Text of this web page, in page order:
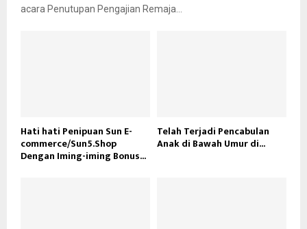
acara Penutupan Pengajian Remaja...
Hati hati Penipuan Sun E-
commerce/Sun5.Shop
Dengan Iming-iming Bonus...
Telah Terjadi Pencabulan
Anak di Bawah Umur di...